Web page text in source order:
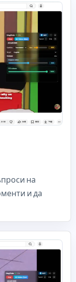
на
и да